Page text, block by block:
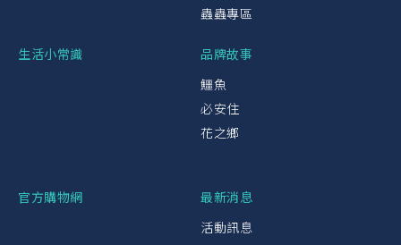
蟲蟲專區
生活小常識
品牌故事
鱷魚
必安住
花之鄉
官方購物網
最新消息
活動訊息